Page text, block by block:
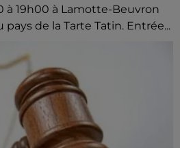
à 19h00 à Lamotte-Beuvron
pays de la Tarte Tatin. Entrée...